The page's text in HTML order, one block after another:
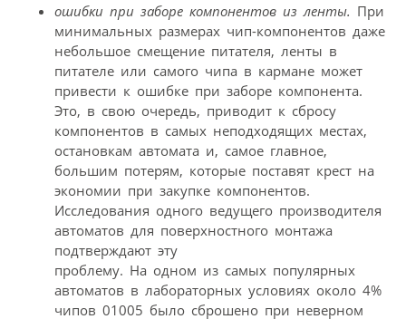
ошибки при заборе компонентов из ленты. При
минимальных размерах чип-компонентов даже
небольшое смещение питателя, ленты в
питателе или самого чипа в кармане может
привести к ошибке при заборе компонента.
Это, в свою очередь, приводит к сбросу
компонентов в самых неподходящих местах,
остановкам автомата и, самое главное,
большим потерям, которые поставят крест на
экономии при закупке компонентов.
Исследования одного ведущего производителя
автоматов для поверхностного монтажа
подтверждают эту
проблему. На одном из самых популярных
автоматов в лабораторных условиях около 4%
чипов 01005 было сброшено при неверном